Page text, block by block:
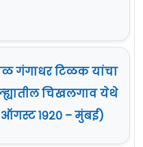
गंगाधर टिळक यांचा
चिखलगाव येथे
ऑगस्ट १९२० – मुंबई)